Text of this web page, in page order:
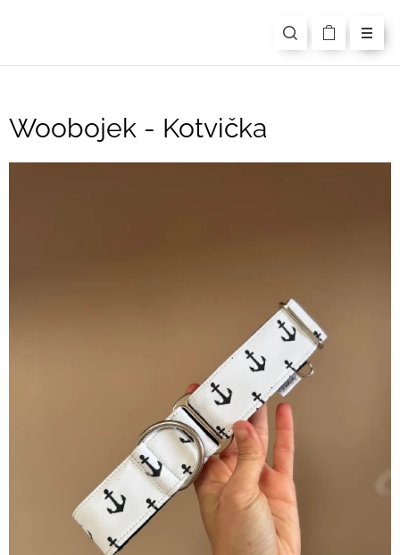
Woobojek - Kotvička